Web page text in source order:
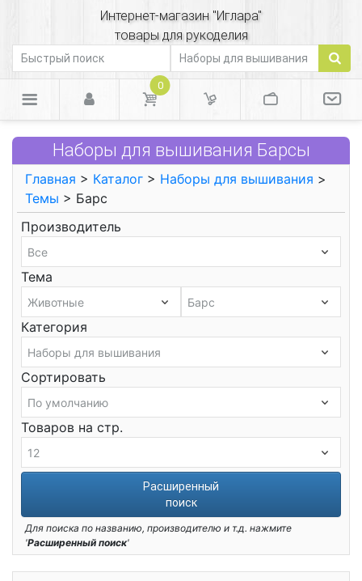
Интернет-магазин "Иглара"
товары для рукоделия
0
Наборы для вышивания Барсы
Главная > Каталог > Наборы для вышивания >
Темы > Барс
Производитель
Тема
Категория
Сортировать
Товаров на стр.
Расширенный
поиск
Для поиска по названию, производителю и т.д. нажмите
'Расширенный поиск'